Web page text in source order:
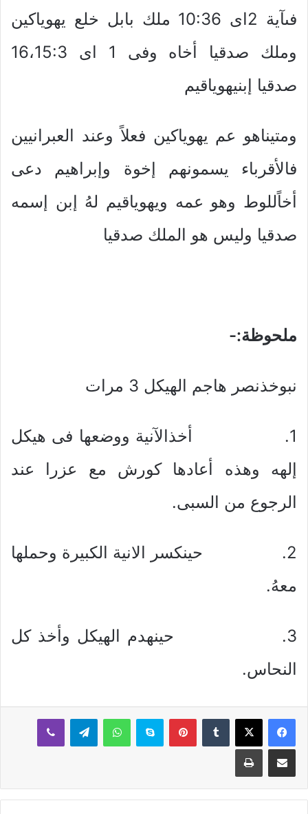
فىآية 2اى 10:36 ملك بابل خلع يهوياكين
وملك صدقيا أخاه وفى 1 اى 16،15:3
صدقيا إبنيهوياقيم
ومتيناهو عم يهوياكين فعلاً وعند العبرانيين
فالأقرباء يسمونهم إخوة وإبراهيم دعى
أخاًللوط وهو عمه ويهوياقيم لهُ إبن إسمه
صدقيا وليس هو الملك صدقيا
ملحوظة:-
نبوخذنصر هاجم الهيكل 3 مرات
1. أخذالآنية ووضعها فى هيكل
إلهه وهذه أعادها كورش مع عزرا عند
الرجوع من السبى.
2. حينكسر الانية الكبيرة وحملها
معهُ.
3. حينهدم الهيكل وأخذ كل
النحاس.
بينتيريستسكايب واتساب تيلقرام ڤايبر
مشاركة عبر البريد طباعة